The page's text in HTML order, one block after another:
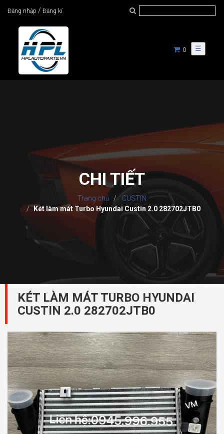
Đăng nhập / Đăng kí
☰
0
CHI TIẾT
Trang chủ
CUSTIN
Két làm mát Turbo Hyundai Custin 2.0 282702JTB0
KÉT LÀM MÁT TURBO HYUNDAI
CUSTIN 2.0 282702JTB0